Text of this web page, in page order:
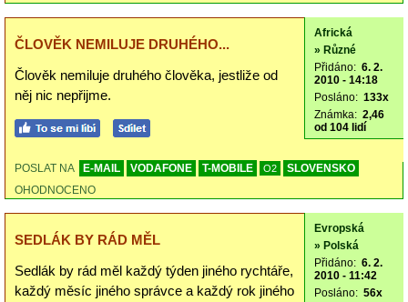
ČLOVĚK NEMILUJE DRUHÉHO...
Člověk nemiluje druhého člověka, jestliže od
něj nic nepřijme.
Africká
» Různé
Přidáno: 6. 2.
2010 - 14:18
Posláno: 133x
Známka: 2,46
od 104 lidí
POSLAT NA E-MAIL VODAFONE T-MOBILE O2
SLOVENSKO
OHODNOCENO
SEDLÁK BY RÁD MĚL
Sedlák by rád měl každý týden jiného rychtáře,
každý měsíc jiného správce a každý rok jiného
Evropská
» Polská
Přidáno: 6. 2.
2010 - 11:42
Posláno: 56x